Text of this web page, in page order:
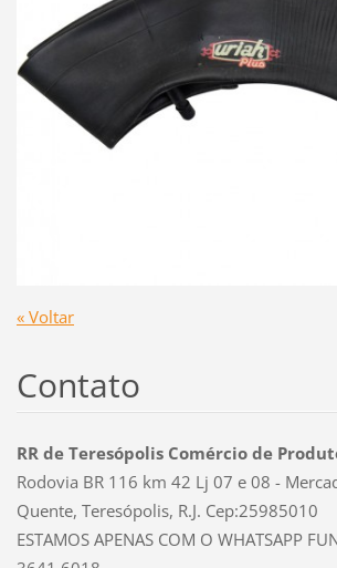
« Voltar
Contato
RR de Teresópolis Comércio de
Rodovia BR 116 km 42 Lj 07 e 08 -
Quente, Teresópolis, R.J. Cep:25985010
ESTAMOS APENAS COM O WHATSAPP